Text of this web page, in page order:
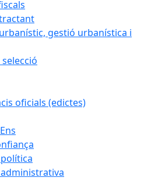
gestió urbanística i
oficials (edictes)